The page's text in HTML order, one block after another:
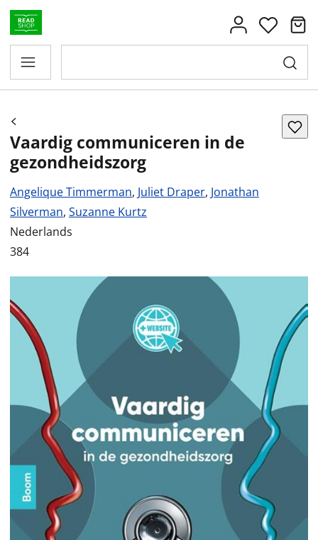
Vaardig communiceren in de
gezondheidszorg
Angelique Timmerman, Juliet Draper, Jonathan
Silverman, Suzanne Kurtz
Nederlands
384